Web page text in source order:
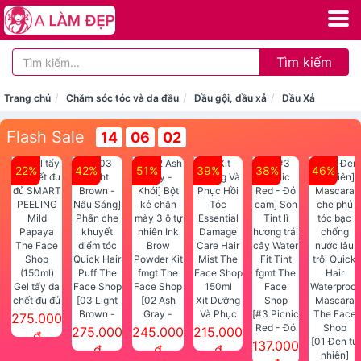
Tìm kiếm
Trang chủ Chăm sóc tóc và da đầu Dầu gội, dầu xả Dầu Xả
Flash Sale 14 06 02
22%
Gel tẩy da
chết đu đủ
SMART
PEELING
275.000
đ
42%
[03 Light
Brown -
Nâu Sáng]
Phấn che
275.000
đ
51%
[02 Ash
Gray -
Khói] Bột
kẻ chân
245.000
đ
39%
Xịt Dưỡng
Và Phục
Hồi Tóc
Essential
215.000
đ
38%
[#3 Picnic
Red - Đỏ
cam] Son
137.000
46%
[01 Đen tự
nhiên]